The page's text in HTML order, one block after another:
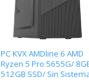
PC KVX AMDline 6 AMD
Ryzen 5 Pro 5655G/
512GB SSD/ Sin